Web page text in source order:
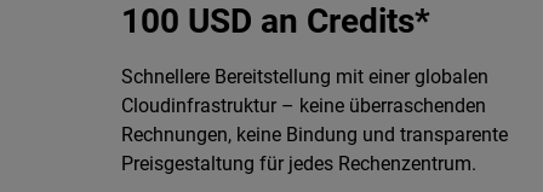
100 USD an Credits*
Schnellere Bereitstellung mit einer globalen
Cloudinfrastruktur – keine überraschenden
Rechnungen, keine Bindung und transparente
Preisgestaltung für jedes Rechenzentrum.